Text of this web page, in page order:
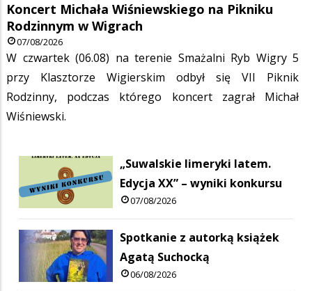
Koncert Michała Wiśniewskiego na Pikniku
Rodzinnym w Wigrach
07/08/2026
W czwartek (06.08) na terenie Smażalni Ryb Wigry 5
przy Klasztorze Wigierskim odbył się VII Piknik
Rodzinny, podczas którego koncert zagrał Michał
Wiśniewski.
„Suwalskie limeryki latem.
Edycja XX” – wyniki konkursu
07/08/2026
Spotkanie z autorką książek
Agatą Suchocką
06/08/2026